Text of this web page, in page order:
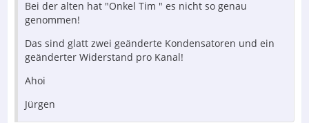
Bei der alten hat "Onkel Tim " es nicht so genau
genommen!
Das sind glatt zwei geänderte Kondensatoren und ein
geänderter Widerstand pro Kanal!
Ahoi
Jürgen